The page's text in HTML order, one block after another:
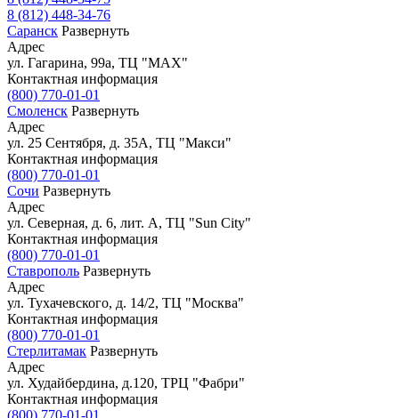
8 (812) 448-34-76
Саранск Развернуть
Адрес
ул. Гагарина, 99а, ТЦ "MAX"
Контактная информация
(800) 770-01-01
Смоленск Развернуть
Адрес
ул. 25 Сентября, д. 35А, ТЦ "Макси"
Контактная информация
(800) 770-01-01
Сочи Развернуть
Адрес
ул. Северная, д. 6, лит. А, ТЦ "Sun City"
Контактная информация
(800) 770-01-01
Ставрополь Развернуть
Адрес
ул. Тухачевского, д. 14/2, ТЦ "Москва"
Контактная информация
(800) 770-01-01
Стерлитамак Развернуть
Адрес
ул. Худайбердина, д.120, ТРЦ "Фабри"
Контактная информация
(800) 770-01-01